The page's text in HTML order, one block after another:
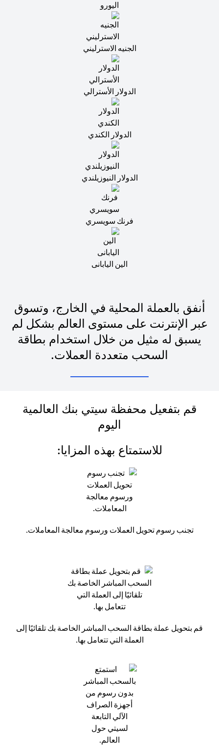
اليورو
الجنيه الاسترليني
الدولار الأسترالي
الدولار الكندي
الدولار النيوزيلندي
فرنك سويسري
الين اليابانى
أنفق بالعملة المحلية في الخارج، وتسوق
عبر الإنترنت على مستوى العالم بشكل لم
يسبق له مثيل من خلال استخدام بطاقة
السحب متعددة العملات.
قم بتفعيل محفظة سيتي بنك العالمية
اليوم
للاستمتاع بهذه المزايا:
تجنب رسوم تحويل العملات ورسوم معالجة المعاملات.
قم بتحويل عملة بطاقة السحب المباشر الخاصة بك تلقائيًا إلى
العملة التي تتعامل بها.